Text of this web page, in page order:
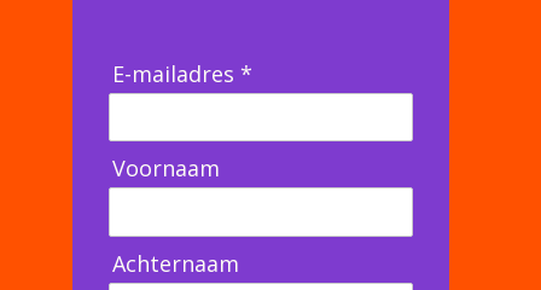
E-mailadres *
Voornaam
Achternaam